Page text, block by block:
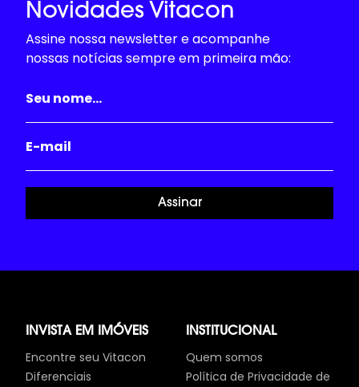
Novidades Vitacon
Assine nossa newsletter e acompanhe
nossas notícias sempre em primeira mão:
Assinar
INVISTA EM IMÓVEIS
Encontre seu Vitacon
Diferenciais
INSTITUCIONAL
Quem somos
Política de Privacidade de